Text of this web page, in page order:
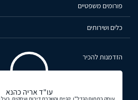
פורומים משפטיים
כלים ושירותים
הזדמנות להכיר
עו"ד אריה כהנא